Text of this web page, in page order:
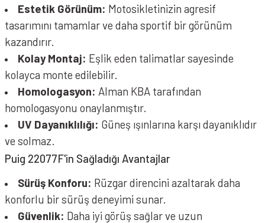
Estetik Görünüm: Motosikletinizin agresif
tasarımını tamamlar ve daha sportif bir görünüm
kazandırır.
Kolay Montaj: Eşlik eden talimatlar sayesinde
kolayca monte edilebilir.
Homologasyon: Alman KBA tarafından
homologasyonu onaylanmıştır.
UV Dayanıklılığı: Güneş ışınlarına karşı dayanıklıdır
ve solmaz.
Puig 22077F'in Sağladığı Avantajlar
Sürüş Konforu: Rüzgar direncini azaltarak daha
konforlu bir sürüş deneyimi sunar.
Güvenlik: Daha iyi görüş sağlar ve uzun